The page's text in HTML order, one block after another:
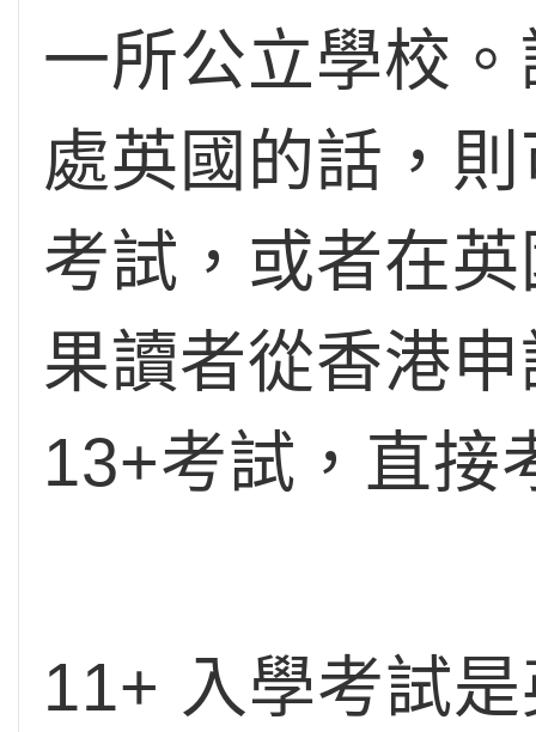
一所公立學校
處英國的話，
考試，或者在
果讀者從香港
13+考試，直接
11+ 入學考試